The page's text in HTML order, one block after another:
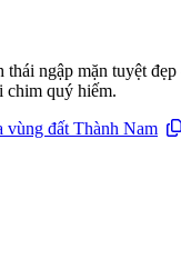
ngập mặn tuyệt
chim quý hiếm.
vùng đất Thành Nam